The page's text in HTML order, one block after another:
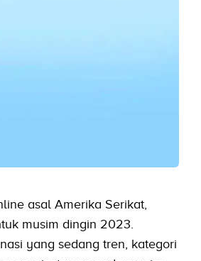
asal Amerika Serikat,
musim dingin 2023.
yang sedang tren, kategori